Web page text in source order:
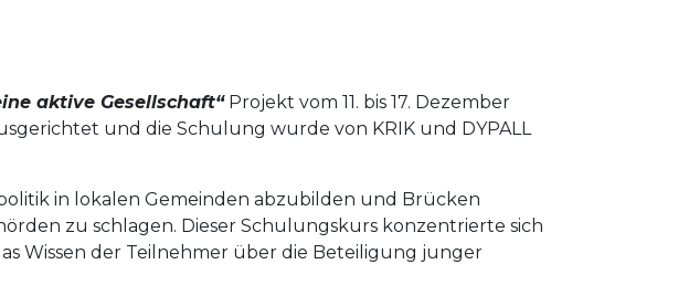
aktive Gesellschaft“Projekt vom 11. bis 17. Dezember
und die Schulung wurde von KRIK und DYPALL
in lokalen Gemeinden abzubilden und Brücken
zu schlagen. Dieser Schulungskurs konzentrierte sich
Wissen der Teilnehmer über die Beteiligung junger